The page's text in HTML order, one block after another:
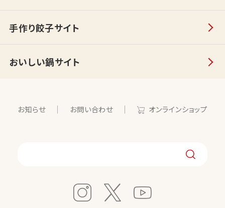
手作り餃子サイト
おいしい鍋サイト
お知らせ お問い合わせ オンラインショップ